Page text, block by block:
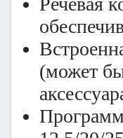
(может